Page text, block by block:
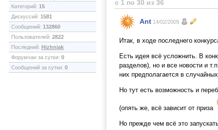
Категорий: 15
Дискуссий: 1581
Сообщений: 132860
Пользователей: 2822
Последний: Hizhnjak
Форумчан за сутки: 0
Сообщений за сутки: 0
с 1 по 30 из 36
Ant 14/02/2009
Итак, в ходе последнего
Есть идея всё усложнить. В
разделов), но и все новости и
них предполагается в
Но тут есть возможность и
(опять же, всё зависит от приза
Но прежде чем всё это